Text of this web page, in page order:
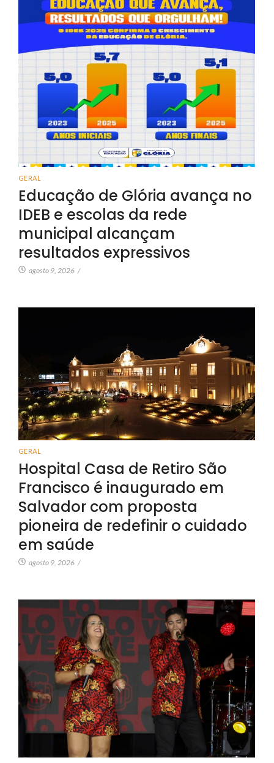
GERAL
Educação de Glória avança no
IDEB e escolas da rede
municipal alcançam
resultados expressivos
agosto 9, 2026 /
GERAL
Hospital Casa de Retiro São
Francisco é inaugurado em
Salvador com proposta
pioneira de redefinir o cuidado
em saúde
agosto 9, 2026 /